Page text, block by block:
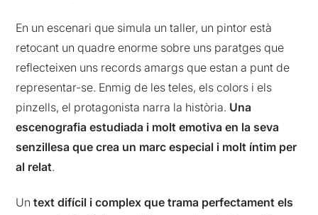
En un escenari que simula un taller, un pintor està
retocant un quadre enorme sobre uns paratges que
reflecteixen uns records amargs que estan a punt de
representar-se. Enmig de les teles, els colors i els
pinzells, el protagonista narra la història. Una
escenografia estudiada i molt emotiva en la seva
senzillesa que crea un marc especial i molt íntim per
al relat.
Untext difícil i complex que trama perfectament els